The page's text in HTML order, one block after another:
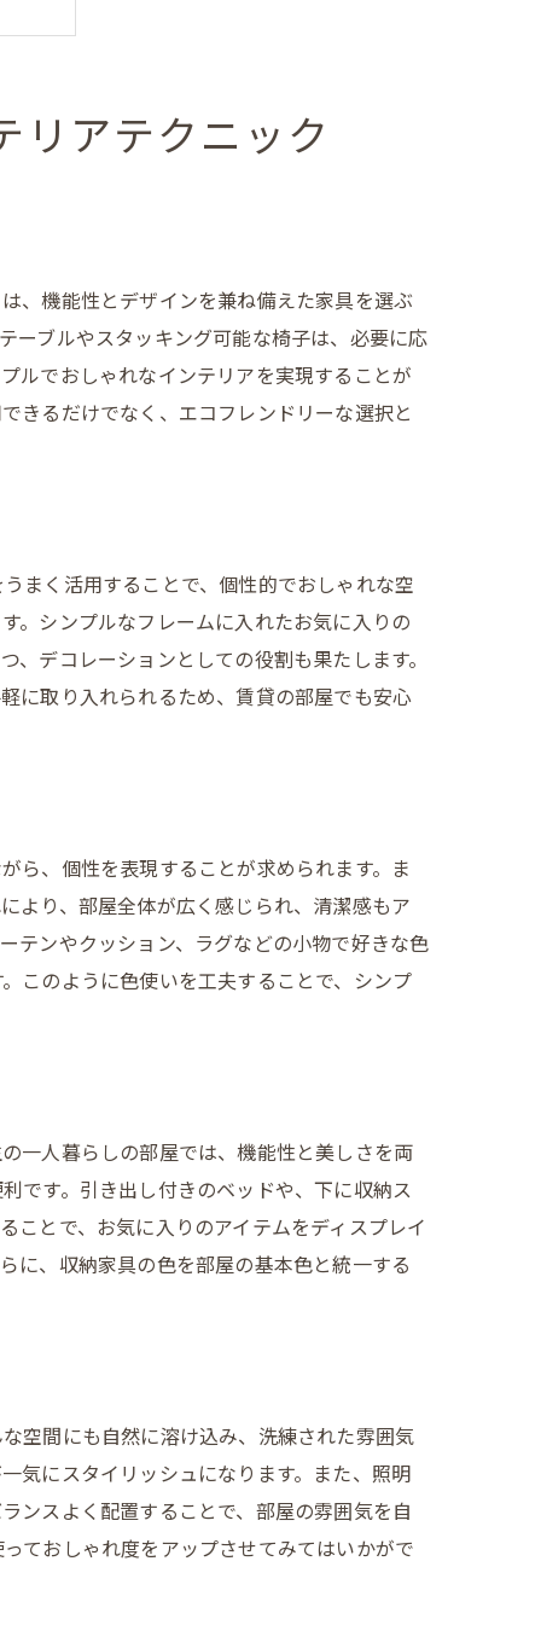
リアテクニック
、機能性とデザインを兼ね備えた家具を選ぶ
ーブルやスタッキング可能な椅子は、必要に応
ルでおしゃれなインテリアを実現することが
きるだけでなく、エコフレンドリーな選択と
まく活用することで、個性的でおしゃれな空
。シンプルなフレームに入れたお気に入りの
デコレーションとしての役割も果たします。
に取り入れられるため、賃貸の部屋でも安心
ら、個性を表現することが求められます。ま
より、部屋全体が広く感じられ、清潔感もア
テンやクッション、ラグなどの小物で好きな色
このように色使いを工夫することで、シンプ
一人暮らしの部屋では、機能性と美しさを両
です。引き出し付きのベッドや、下に収納ス
ことで、お気に入りのアイテムをディスプレイ
に、収納家具の色を部屋の基本色と統一する
空間にも自然に溶け込み、洗練された雰囲気
気にスタイリッシュになります。また、照明
ンスよく配置することで、部屋の雰囲気を自
ておしゃれ度をアップさせてみてはいかがで